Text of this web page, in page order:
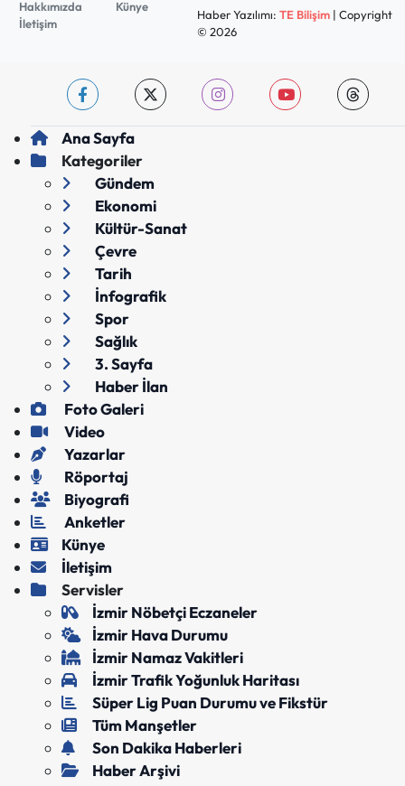
Hakkımızda
Künye
İletişim
Haber Yazılımı: TE Bilişim| Copyright
© 2026
Ana Sayfa
Kategoriler
Gündem
Ekonomi
Kültür-Sanat
Çevre
Tarih
İnfografik
Spor
Sağlık
3. Sayfa
Haber İlan
Foto Galeri
Video
Yazarlar
Röportaj
Biyografi
Anketler
Künye
İletişim
Servisler
İzmir Nöbetçi Eczaneler
İzmir Hava Durumu
İzmir Namaz Vakitleri
İzmir Trafik Yoğunluk Haritası
Süper Lig Puan Durumu ve Fikstür
Tüm Manşetler
Son Dakika Haberleri
Haber Arşivi